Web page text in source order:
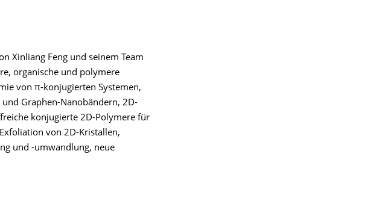
Xinliang Feng und seinem Team
organische und polymere
von π-konjugierten Systemen,
Graphen-Nanobändern, 2D-
konjugierte 2D-Polymere für
von 2D-Kristallen,
und -umwandlung, neue